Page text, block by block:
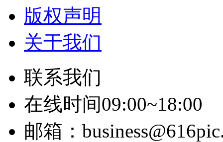
版权声明
关于我们
联系我们
在线时间09:00~18:00
邮箱：